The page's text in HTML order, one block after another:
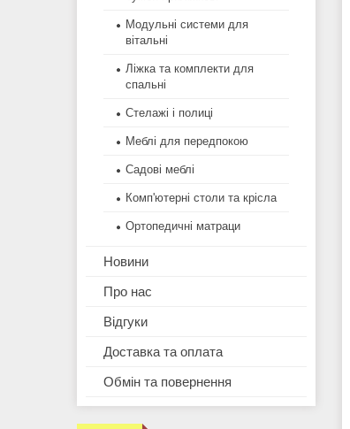
Модульні системи для
вітальні
Ліжка та комплекти для
спальні
Стелажі і полиці
Меблі для передпокою
Садові меблі
Комп'ютерні столи та крісла
Ортопедичні матраци
Новини
Про нас
Відгуки
Доставка та оплата
Обмін та повернення